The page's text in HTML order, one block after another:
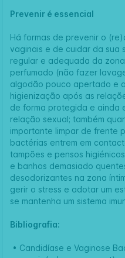
Prevenir é essencial
Há formas de prevenir o
vaginais e de cuidar da sua
regular e adequada da
perfumado (não fazer
algodão pouco apertado e
higienização após as
de forma protegida e ainda
relação sexual; também
importante limpar de frente
bactérias entrem em
tampões e pensos
e banhos demasiado
desodorizantes na zona
gerir o stress e adotar um
se mantenha um sistema
Bibliografia:
• Candidíase e Vaginose